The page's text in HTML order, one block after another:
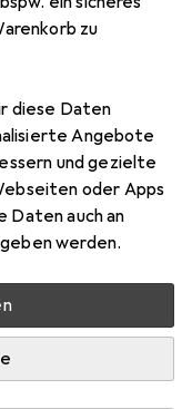
zu
diese Daten
Angebote
und gezielte
oder Apps
Daten auch an
werden.
22Zoll Wide
von Acer